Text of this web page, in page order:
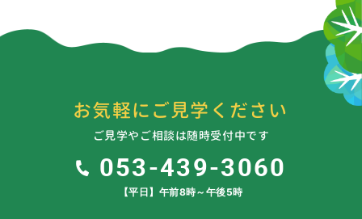
お気軽にご見学ください
ご見学やご相談は随時受付中です
053-439-3060
【平日】午前8時～午後5時